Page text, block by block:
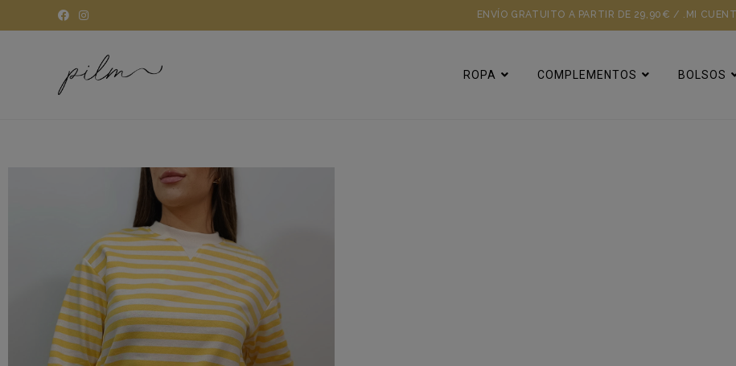
MI
ENVÍO GRATUITO A PARTIR DE 29,90€ / .
ROPA COMPLEMENTOS BOLSOS